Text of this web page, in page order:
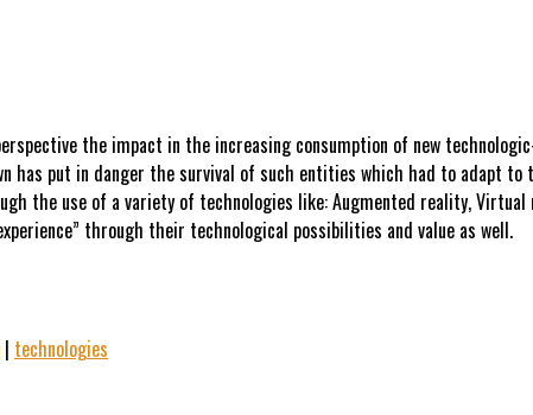
the impact in the increasing consumption of new
has put in danger the survival of such entities which had to adapt
the use of a variety of technologies like: Augmented reality,
through their technological possibilities and value as well.
| technologies